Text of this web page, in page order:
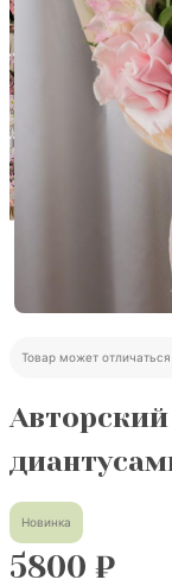
Товар может
Новинка
5800 ₽